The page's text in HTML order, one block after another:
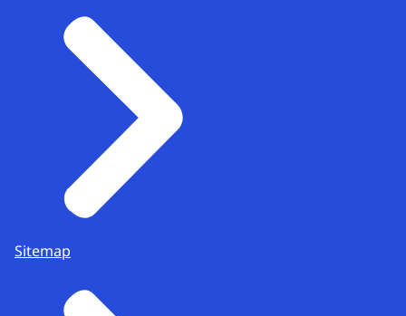
Sitemap